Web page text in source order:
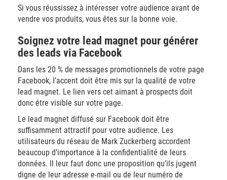
Si vous réussissez à intéresser votre audience avant de
vendre vos produits, vous êtes sur la bonne voie.
Soignez votre lead magnet pour générer
des leads via Facebook
Dans les 20 % de messages promotionnels de votre page
Facebook, l’accent doit être mis sur la qualité de votre
lead magnet. Le lien vers cet aimant à prospects doit
donc être visible sur votre page.
Le lead magnet diffusé sur Facebook doit être
suffisamment attractif pour votre audience. Les
utilisateurs du réseau de Mark Zuckerberg accordent
beaucoup d’importance à la confidentialité de leurs
données. Il leur faut donc une proposition qu’ils jugent
digne de leur adresse e-mail ou de leur numéro de